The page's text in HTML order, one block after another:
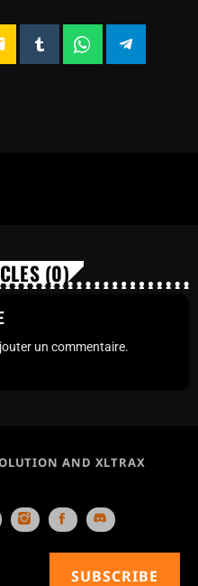
(0)
un commentaire.
AND XLTRAX
SUBSCRIBE